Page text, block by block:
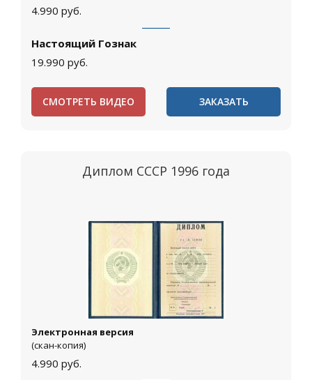
4.990 руб.
Настоящий Гознак
19.990 руб.
СМОТРЕТЬ ВИДЕО ЗАКАЗАТЬ
Диплом СССР 1996 года
Электронная версия
(скан-копия)
4.990 руб.